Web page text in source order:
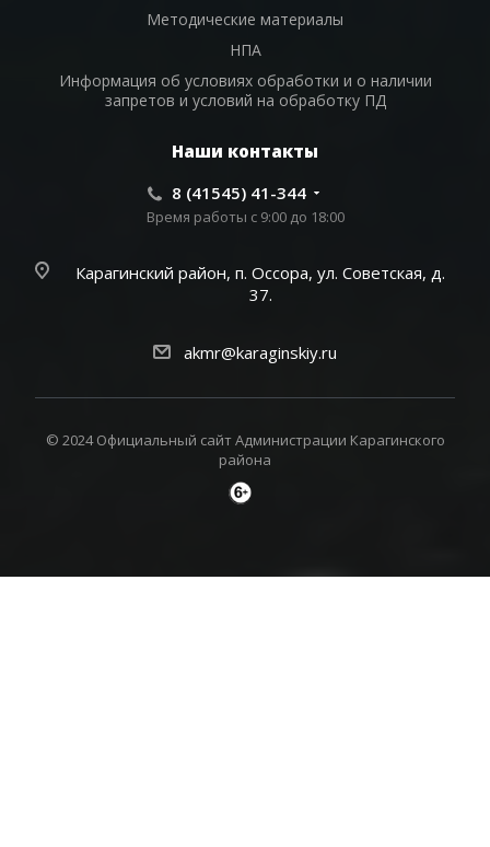
Методические материалы
НПА
Информация об условиях обработки и о наличии
запретов и условий на обработку ПД
Наши контакты
8 (41545) 41-344
Время работы с 9:00 до 18:00
Карагинский район, п. Оссора, ул. Советская, д.
37.
akmr@karaginskiy.ru
© 2024 Официальный сайт Администрации Карагинского
района